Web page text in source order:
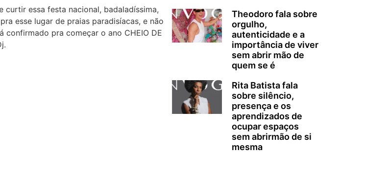
essa festa nacional, badaladíssima,
esse lugar de praias paradisíacas, e não
confirmado pra começar o ano CHEIO DE
Theodoro fala sobre
orgulho,
autenticidade e a
importância de viver
sem abrir mão de
quem se é
Rita Batista fala
sobre silêncio,
presença e os
aprendizados de
ocupar espaços
sem abrirmão de si
mesma